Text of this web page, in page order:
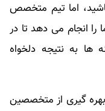
اما تیم متخصص
را انجام می دهد تا در
ها به نتیجه دلخواه
گیری از متخصصین